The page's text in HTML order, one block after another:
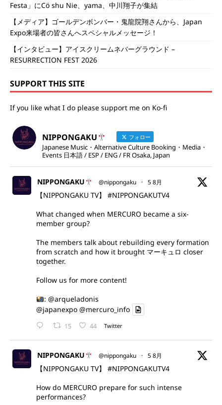
Festa」にCö shu Nie、yama、中川翔子が集結
【メディア】ゴールデンボンバー・鬼龍院翔さんから、Japan
Expo来場者の皆さんへスペシャルメッセージ！
【インタビュー】アイスクリームネバーグラウンド –
RESURRECTION FEST 2026
SUPPORT THIS SITE
If you like what I do please support me on Ko-fi
NIPPONGAKU フォロー
Japanese Music・Alternative Culture Booking・Media・
Events 日本語 / ESP / ENG / FR Osaka, Japan
NIPPONGAKU @nippongaku · 5 8月
【NIPPONGAKU TV】 #NIPPONGAKUTV4
What changed when MERCURO became a six-
member group?
The members talk about rebuilding every formation
from scratch and how it brought マーキュロ closer
together.
Follow us for more content!
: @arqueladonis
@japanexpo @mercuro_info
15 44 Twitter
NIPPONGAKU @nippongaku · 5 8月
【NIPPONGAKU TV】 #NIPPONGAKUTV4
How do MERCURO prepare for such intense
performances?